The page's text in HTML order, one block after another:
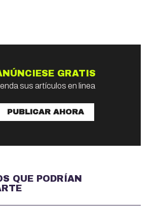
GRATIS
sus artículos en linea
PUBLICAR AHORA
QUE PODRÍAN